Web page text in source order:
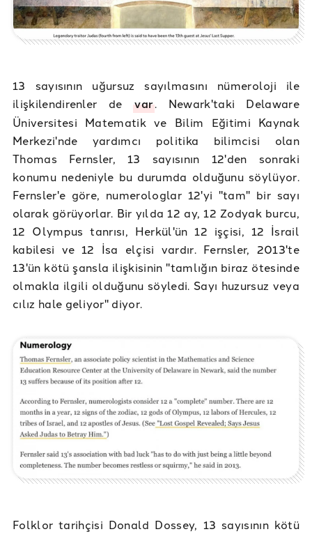
13 sayısının uğursuz sayılmasını nümeroloji ile
ilişkilendirenler devar. Newark'taki Delaware
Üniversitesi Matematik ve Bilim Eğitimi Kaynak
Merkezi'nde yardımcı politika bilimcisi olan
Thomas Fernsler, 13 sayısının 12'den sonraki
konumu nedeniyle bu durumda olduğunu söylüyor.
Fernsler'e göre, numerologlar 12'yi "tam" bir sayı
olarak görüyorlar. Bir yılda 12 ay, 12 Zodyak burcu,
12 Olympus tanrısı, Herkül'ün 12 işçisi, 12 İsrail
kabilesi ve 12 İsa elçisi vardır. Fernsler, 2013'te
13'ün kötü şansla ilişkisinin "tamlığın biraz ötesinde
olmakla ilgili olduğunu söyledi. Sayı huzursuz veya
cılız hale geliyor" diyor.
Folklor tarihçisi Donald Dossey, 13 sayısının kötü